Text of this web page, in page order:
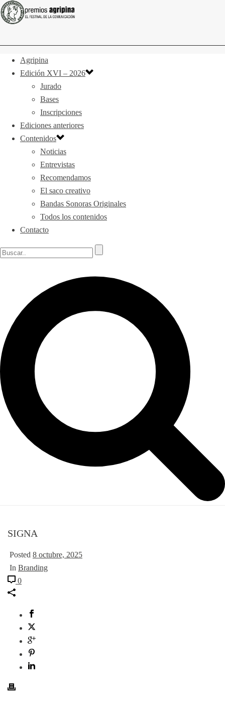
Agripina
Edición XVI – 2026
Jurado
Bases
Inscripciones
Ediciones anteriores
Contenidos
Noticias
Entrevistas
Recomendamos
El saco creativo
Bandas Sonoras Originales
Todos los contenidos
Contacto
SIGNA
Posted 8 octubre, 2025
In Branding
0